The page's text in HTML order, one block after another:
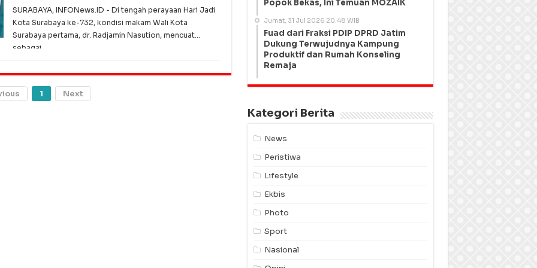
SURABAYA, INFONews.ID - Di tengah perayaan Hari Jadi
Kota Surabaya ke-732, kondisi makam Wali Kota
Surabaya pertama, dr. Radjamin Nasution, mencuat
sebagai
1 Next
Popok Bekas, Ini Temuan MOZAIK
Jumat, 31 Jul 2026 20:48 WIB
Fuad dari Fraksi PDIP DPRD Jatim
Dukung Terwujudnya Kampung
Produktif dan Rumah Konseling
Remaja
Kategori Berita
News
Peristiwa
Lifestyle
Ekbis
Photo
Sport
Nasional